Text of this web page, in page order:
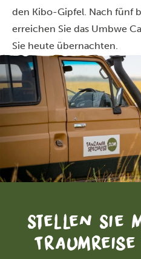
den Kibo-Gipfel. Nach fünf
erreichen Sie das Umbwe
Sie heute übernachten.
Stellen Sie